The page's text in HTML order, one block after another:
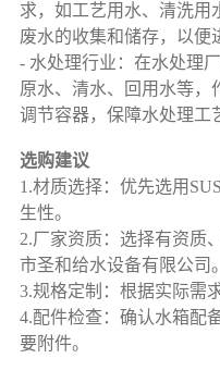
求，如工艺用水、清洗用
废水的收集和储存，以便
- 水处理行业：在水处理
原水、清水、回用水等，
调节容器，保障水处理工
选购建议
1.材质选择：优先选用
生性。
2.厂家资质：选择有资质
市圣和给水设备有限公司。
3.规格定制：根据实际需
4.配件检查：确认水箱配
要附件。